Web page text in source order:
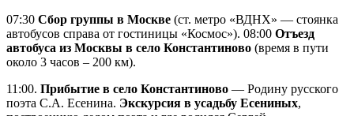
07:30 Сбор группы в Москве (ст. метро «ВДНХ» — стоянка
автобусов справа от гостиницы «Космос»). 08:00 Отъезд
автобуса из Москвы в село Константиново (время в пути
около 3 часов – 200 км).
11:00. Прибытие в село Константиново — Родину русского
поэта С.А. Есенина. Экскурсия в усадьбу Есениных,